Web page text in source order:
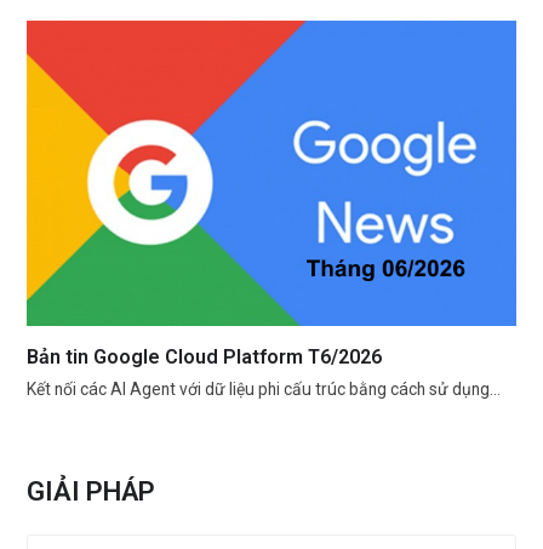
Bản tin Google Cloud Platform T6/2026
Kết nối các AI Agent với dữ liệu phi cấu trúc bằng cách sử dụng…
GIẢI PHÁP